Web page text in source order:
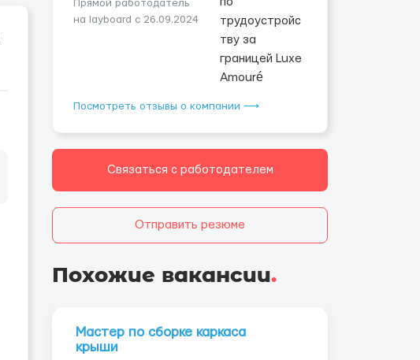
Прямой работодатель
на layboard с 26.09.2024
Посмотреть отзывы о компании ⟶
Связаться с работодателем
Отправить резюме
Похожие вакансии.
Мастер по сборке каркаса
крыши